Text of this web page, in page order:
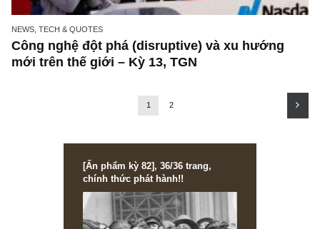
NEWS, TECH & QUOTES
Công nghệ đột phá (disruptive) và xu hướng
mới trên thế giới – Kỳ 15, TGN